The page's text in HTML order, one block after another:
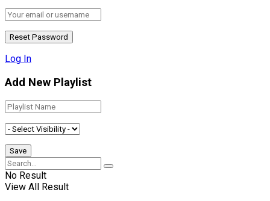
Log In
Add New Playlist
No Result
View All Result